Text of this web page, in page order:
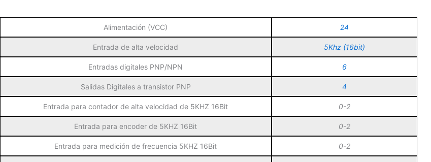
Alimentación (VCC) 24
Entrada de alta velocidad 5Khz (16bit)
Entradas digitales PNP/NPN 6
Salidas Digitales a transistor PNP 4
Entrada para contador de alta velocidad de 5KHZ 16Bit 0-2
Entrada para encoder de 5KHZ 16Bit 0-2
Entrada para medición de frecuencia 5KHZ 16Bit 0-2